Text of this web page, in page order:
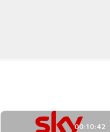
00:10:42